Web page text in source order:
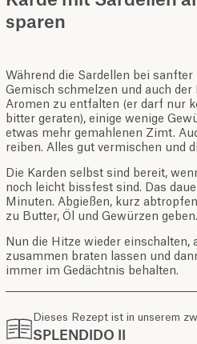
sparen
Während die Sardellen bei
Gemisch schmelzen und auch der
Aromen zu entfalten (er darf nur
bitter geraten), einige wenige
etwas mehr gemahlenen Zimt.
reiben. Alles gut vermischen und
Die Karden selbst sind bereit,
noch leicht bissfest sind. Das
Minuten. Abgießen, kurz
zu Butter, Öl und Gewürzen
Nun die Hitze wieder einschalten,
zusammen braten lassen und
immer im Gedächtnis behalten.
Dieses Rezept ist in unserem
SPLENDIDO II